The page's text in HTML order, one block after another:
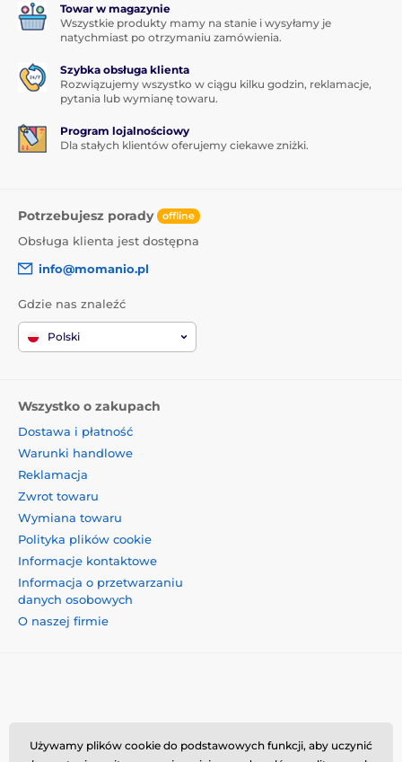
Towar w magazynie
Wszystkie produkty mamy na stanie i wysyłamy je
natychmiast po otrzymaniu zamówienia.
Szybka obsługa klienta
Rozwiązujemy wszystko w ciągu kilku godzin, reklamacje,
pytania lub wymianę towaru.
Program lojalnościowy
Dla stałych klientów oferujemy ciekawe zniżki.
Potrzebujesz porady offline
Obsługa klienta jest dostępna
info@momanio.pl
Gdzie nas znaleźć
Polski
Wszystko o zakupach
Dostawa i płatność
Warunki handlowe
Reklamacja
Zwrot towaru
Wymiana towaru
Polityka plików cookie
Informacje kontaktowe
Informacja o przetwarzaniu
danych osobowych
O naszej firmie
Momanio s.r.o., Okružní 361/14, 74718, Píšť, Czechy,
Używamy plików cookie do podstawowych funkcji, aby uczynić